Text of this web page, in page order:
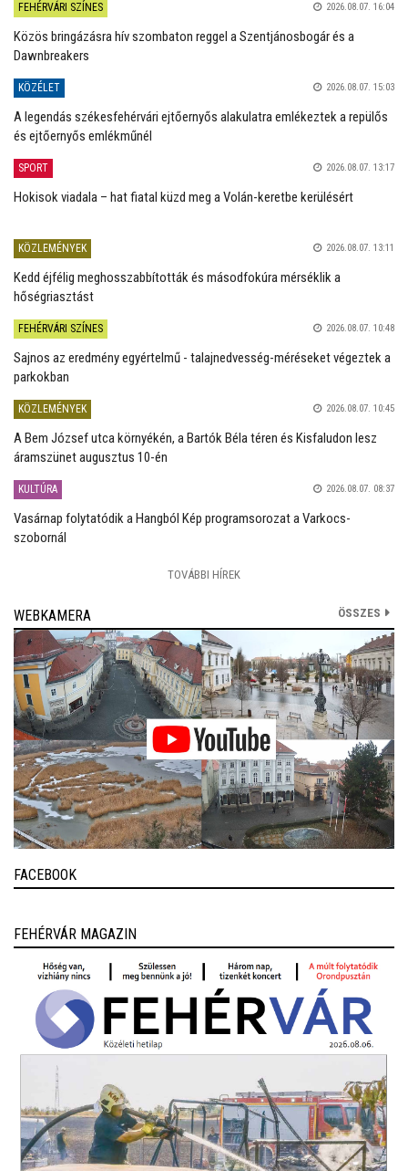
FEHÉRVÁRI SZÍNES 2026.08.07. 16:04
Közös bringázásra hív szombaton reggel a Szentjánosbogár és a
Dawnbreakers
KÖZÉLET 2026.08.07. 15:03
A legendás székesfehérvári ejtőernyős alakulatra emlékeztek a repülős
és ejtőernyős emlékműnél
SPORT 2026.08.07. 13:17
Hokisok viadala – hat fiatal küzd meg a Volán-keretbe kerülésért
KÖZLEMÉNYEK 2026.08.07. 13:11
Kedd éjfélig meghosszabbították és másodfokúra mérséklik a
hőségriasztást
FEHÉRVÁRI SZÍNES 2026.08.07. 10:48
Sajnos az eredmény egyértelmű - talajnedvesség-méréseket végeztek a
parkokban
KÖZLEMÉNYEK 2026.08.07. 10:45
A Bem József utca környékén, a Bartók Béla téren és Kisfaludon lesz
áramszünet augusztus 10-én
KULTÚRA 2026.08.07. 08:37
Vasárnap folytatódik a Hangból Kép programsorozat a Varkocs-
szobornál
TOVÁBBI HÍREK
WEBKAMERA ÖSSZES
FACEBOOK
FEHÉRVÁR MAGAZIN